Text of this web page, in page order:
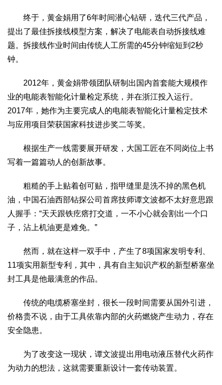
终于，黄金娟用了6年时间潜心钻研，迭代三代产品，
提出了最佳拆接线模型方案，解决了电能表自动拆接线难
题。拆接线作业时间由传统人工所需的45分钟缩短到2秒
钟。
2012年，黄金娟带领团队研制出国内首套能大规模作
业的电能表智能化计量检定系统，并在浙江投入运行。
2017年，她作为主要完成人的电能表智能化计量检定技术
与应用项目荣获国家科技进步奖二等奖。
根据生产一线需要展开研发，大国工匠在不同岗位上书
写着一篇篇动人的创新故事。
粗糙的手上贴着创可贴，指甲缝里是洗不掉的黑色机
油，中国石油西部钻探公司首席技师谭文波都不太好意思跟
人握手：“天天跟铁疙瘩打交道，一不小心就会割出一个口
子，沾上机油更是难免。”
然而，就在这样一双手中，产生了8项国家发明专利、
11项实用新型专利，其中，具有自主知识产权的新型桥塞坐
封工具是他最满意的作品。
传统的电缆桥塞坐封，很长一段时间需要从国外引进，
价格贵不说，由于工具依靠内部的火药燃烧产生动力，存在
安全隐患。
为了改变这一现状，谭文波提出用电动液压替代火药作
为动力的想法，这就需要重新设计一套传动装置。